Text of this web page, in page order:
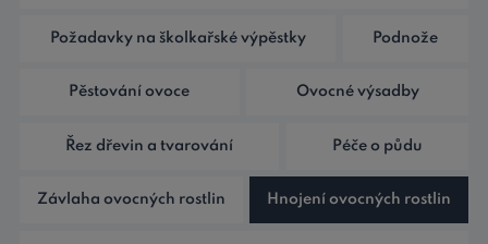
Požadavky na školkařské výpěstky Podnože
Pěstování ovoce Ovocné výsadby
Řez dřevin a tvarování Péče o půdu
Závlaha ovocných rostlin Hnojení ovocných rostlin